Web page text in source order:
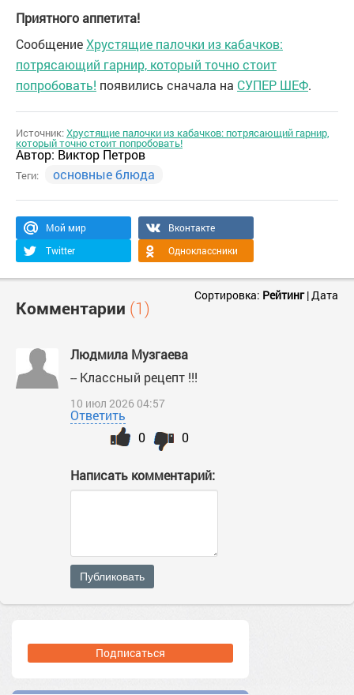
Приятного аппетита!
СообщениеХрустящие палочки из кабачков:
потрясающий гарнир, который точно стоит
попробовать! появились сначала на СУПЕР ШЕФ.
Источник:Хрустящие палочки из кабачков: потрясающий гарнир,
который точно стоит попробовать!
Автор: Виктор Петров
Теги: основные блюда
Мой мир
Вконтакте
Twitter
Одноклассники
Комментарии (1)
Сортировка: Рейтинг|Дата
Людмила Музгаева
-- Классный рецепт !!!
10 июл 2026 04:57
Ответить
0
0
Написать комментарий:
Публиковать
Подписаться